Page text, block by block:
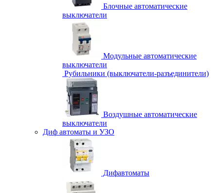
Блочные автоматические
выключатели
Модульные автоматические
выключатели
Рубильники (выключатели-разъединители)
Воздушные автоматические
выключатели
Диф автоматы и УЗО
Дифавтоматы